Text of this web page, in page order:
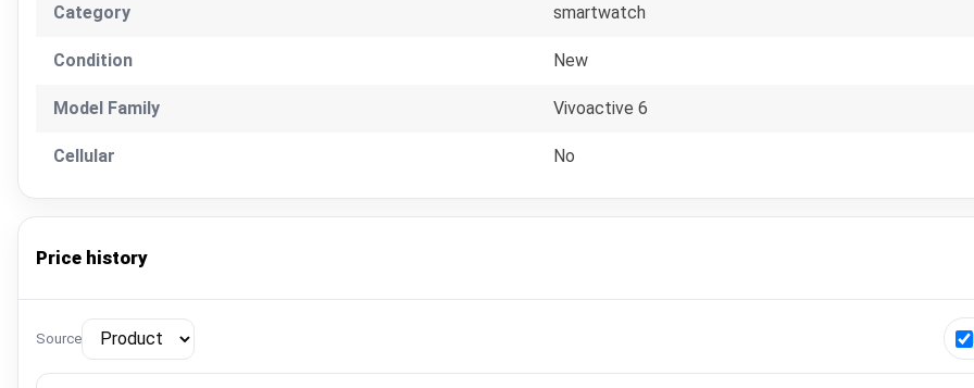
Category smartwatch
Condition New
Model Family Vivoactive 6
Cellular No
Price history
Source